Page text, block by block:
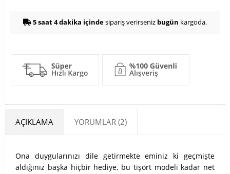
5 saat 4 dakika içindesipariş verirseniz bugün kargoda.
AÇIKLAMA YORUMLAR (2)
Ona duygularınızı dile getirmekte eminiz ki geçmişte
aldığınız başka hiçbir hediye, bu tişört modeli kadar net